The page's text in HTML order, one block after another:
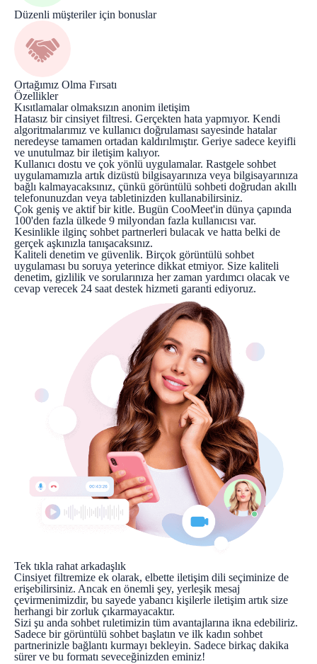
Düzenli müşteriler için bonuslar
Ortağımız Olma Fırsatı
Özellikler
Kısıtlamalar olmaksızın anonim iletişim
Hatasız bir cinsiyet filtresi. Gerçekten hata yapmıyor. Kendi
algoritmalarımız ve kullanıcı doğrulaması sayesinde hatalar
neredeyse tamamen ortadan kaldırılmıştır. Geriye sadece keyifli
ve unutulmaz bir iletişim kalıyor.
Kullanıcı dostu ve çok yönlü uygulamalar. Rastgele sohbet
uygulamamızla artık dizüstü bilgisayarınıza veya bilgisayarınıza
bağlı kalmayacaksınız, çünkü görüntülü sohbeti doğrudan akıllı
telefonunuzdan veya tabletinizden kullanabilirsiniz.
Çok geniş ve aktif bir kitle. Bugün CooMeet'in dünya çapında
100'den fazla ülkede 9 milyondan fazla kullanıcısı var.
Kesinlikle ilginç sohbet partnerleri bulacak ve hatta belki de
gerçek aşkınızla tanışacaksınız.
Kaliteli denetim ve güvenlik. Birçok görüntülü sohbet
uygulaması bu soruya yeterince dikkat etmiyor. Size kaliteli
denetim, gizlilik ve sorularınıza her zaman yardımcı olacak ve
cevap verecek 24 saat destek hizmeti garanti ediyoruz.
Tek tıkla rahat arkadaşlık
Cinsiyet filtremize ek olarak, elbette iletişim dili seçiminize de
erişebilirsiniz. Ancak en önemli şey, yerleşik mesaj
çevirmenimizdir, bu sayede yabancı kişilerle iletişim artık size
herhangi bir zorluk çıkarmayacaktır.
Sizi şu anda sohbet ruletimizin tüm avantajlarına ikna edebiliriz.
Sadece bir görüntülü sohbet başlatın ve ilk kadın sohbet
partnerinizle bağlantı kurmayı bekleyin. Sadece birkaç dakika
sürer ve bu formatı seveceğinizden eminiz!